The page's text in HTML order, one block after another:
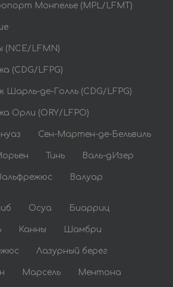
Монпелье (MPL/LFMT)
LFMN)
(CDG/LFPG)
де-Голль (CDG/LFPG)
Орли (ORY/LFPO)
Сен-Мартен-де-Бельвиль
Тинь Валь-дИзер
Валуар
Осуа Биарриц
Канны Шамбри
Лазурный берег
Марсель Ментона